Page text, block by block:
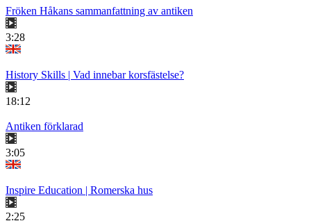
Fröken Håkans sammanfattning av antiken
3:28
History Skills | Vad innebar korsfästelse?
18:12
Antiken förklarad
3:05
Inspire Education | Romerska hus
2:25